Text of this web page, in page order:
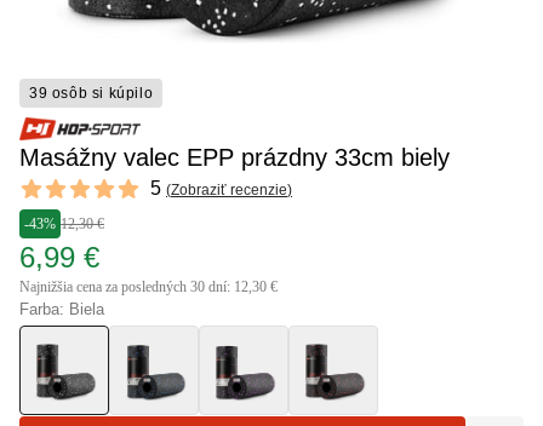
39 osôb si kúpilo
Masážny valec EPP prázdny 33cm biely
Reviews
5 out of 5 stars 5 (Zobraziť recenzie)
-43% 12,30 €
6,99 €
Najnižšia cena za posledných 30 dní: 12,30 €
Farba: Biela